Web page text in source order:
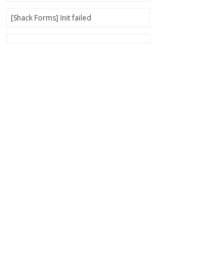
[Shack Forms] Init failed